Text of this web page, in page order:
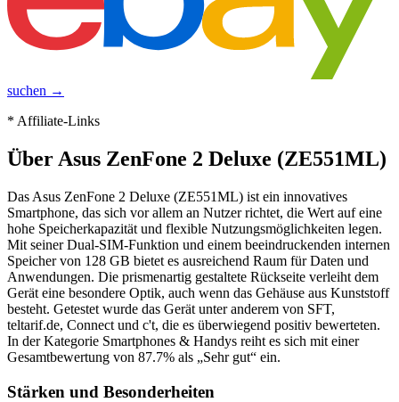
suchen →
* Affiliate-Links
Über Asus ZenFone 2 Deluxe (ZE551ML)
Das Asus ZenFone 2 Deluxe (ZE551ML) ist ein innovatives
Smartphone, das sich vor allem an Nutzer richtet, die Wert auf eine
hohe Speicherkapazität und flexible Nutzungsmöglichkeiten legen.
Mit seiner Dual-SIM-Funktion und einem beeindruckenden internen
Speicher von 128 GB bietet es ausreichend Raum für Daten und
Anwendungen. Die prismenartig gestaltete Rückseite verleiht dem
Gerät eine besondere Optik, auch wenn das Gehäuse aus Kunststoff
besteht. Getestet wurde das Gerät unter anderem von SFT,
teltarif.de, Connect und c't, die es überwiegend positiv bewerteten.
In der Kategorie Smartphones & Handys reiht es sich mit einer
Gesamtbewertung von 87.7% als „Sehr gut“ ein.
Stärken und Besonderheiten